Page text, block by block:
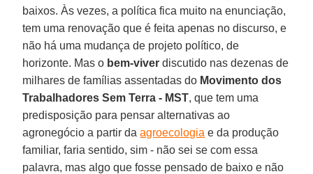
baixos. Às vezes, a política fica muito na enunciação,
tem uma renovação que é feita apenas no discurso, e
não há uma mudança de projeto político, de
horizonte. Mas o bem-viver discutido nas dezenas de
milhares de famílias assentadas do Movimento dos
Trabalhadores Sem Terra - MST, que tem uma
predisposição para pensar alternativas ao
agronegócio a partir daagroecologia e da produção
familiar, faria sentido, sim - não sei se com essa
palavra, mas algo que fosse pensado de baixo e não